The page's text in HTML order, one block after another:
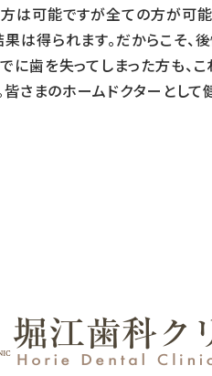
は可能ですが全ての方が可
は得られます。だからこそ
歯を失ってしまった方も、
皆さまのホームドクターとし